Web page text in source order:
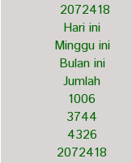
2072418
Hari ini
Minggu ini
Bulan ini
Jumlah
1006
3744
4326
2072418